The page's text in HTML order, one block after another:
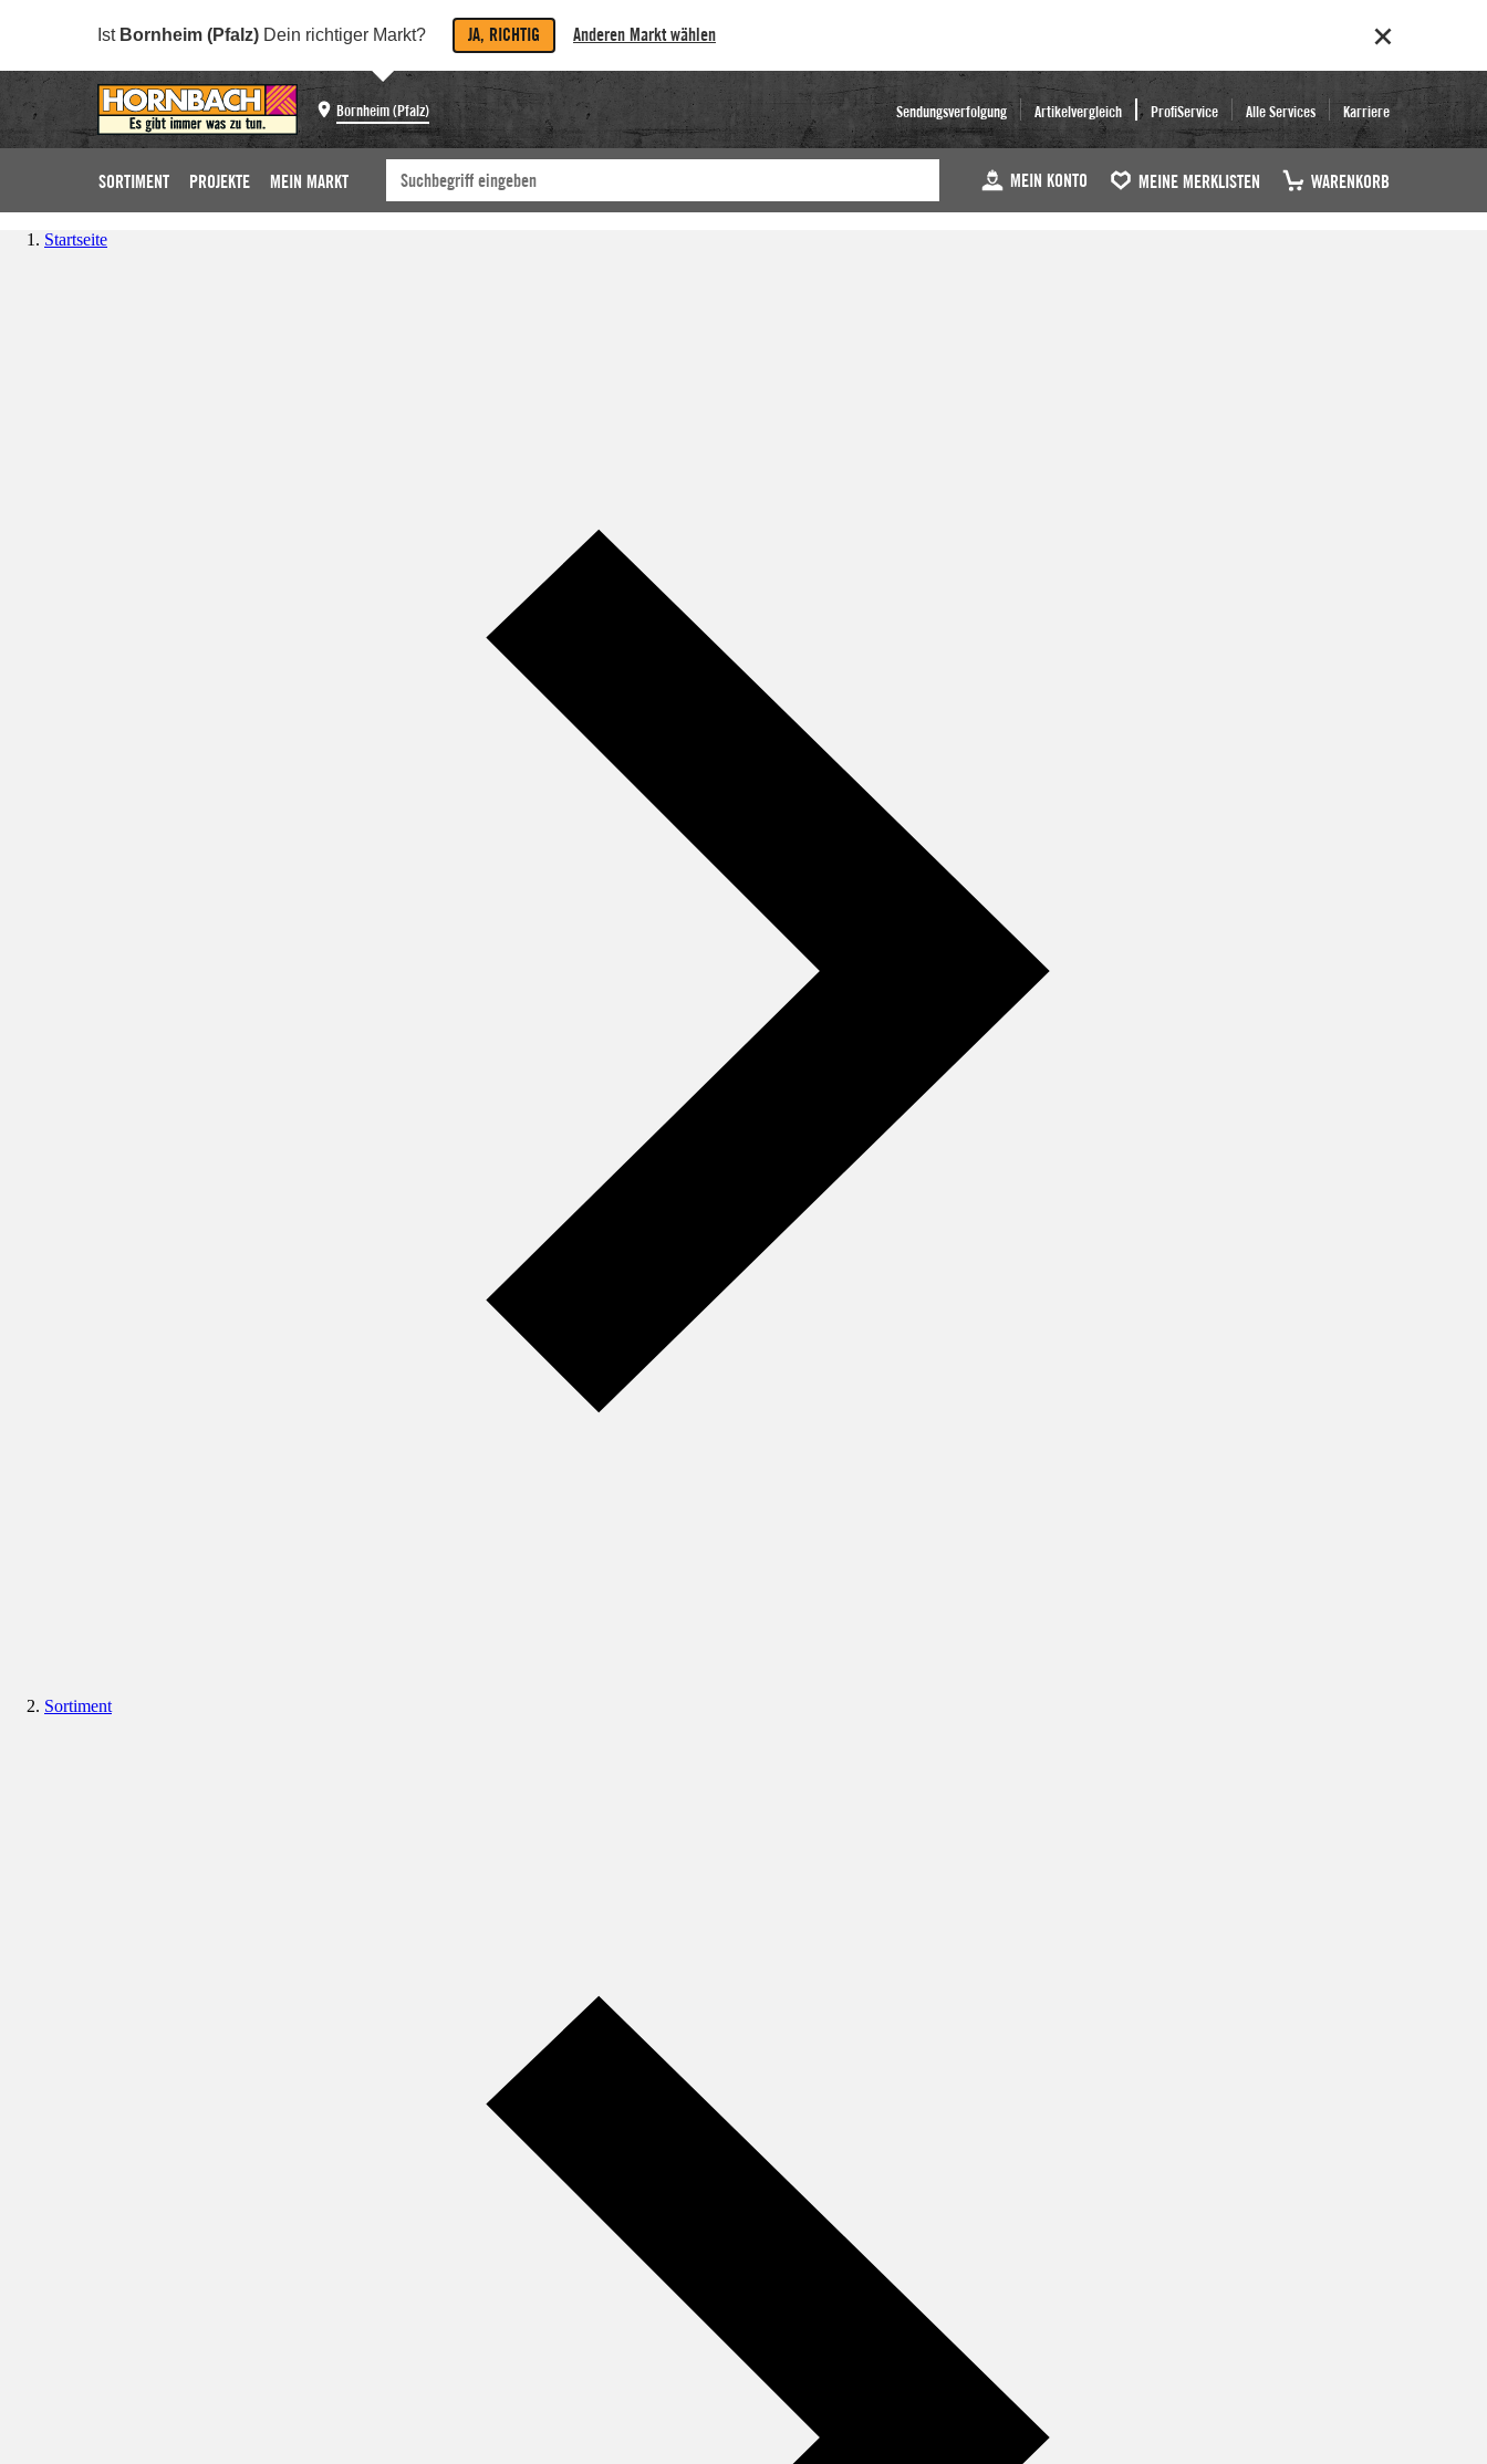
Ist Bornheim (Pfalz) Dein richtiger Markt? JA, RICHTIG Anderen Markt wählen
Bornheim (Pfalz) Sendungsverfolgung Artikelvergleich ProfiService Alle Services Karriere
SORTIMENT PROJEKTE MEIN MARKT MEIN KONTO MEINE MERKLISTEN WARENKORB
Startseite
Sortiment